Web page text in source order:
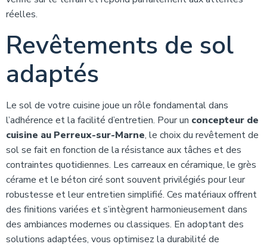
réelles.
Revêtements de sol
adaptés
Le sol de votre cuisine joue un rôle fondamental dans
l’adhérence et la facilité d’entretien. Pour un concepteur de
cuisine au Perreux-sur-Marne, le choix du revêtement de
sol se fait en fonction de la résistance aux tâches et des
contraintes quotidiennes. Les carreaux en céramique, le grès
cérame et le béton ciré sont souvent privilégiés pour leur
robustesse et leur entretien simplifié. Ces matériaux offrent
des finitions variées et s’intègrent harmonieusement dans
des ambiances modernes ou classiques. En adoptant des
solutions adaptées, vous optimisez la durabilité de